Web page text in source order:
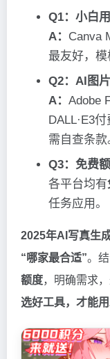
Q1：小白
A： Canva
最友好，模
Q2：AI图
A： Adobe
DALL·E3
需自查条款
Q3：免费
各平台均有
任务应用。
2025年AI写真生
“哪家最合适”。
额度，明确需求
选好工具，才能